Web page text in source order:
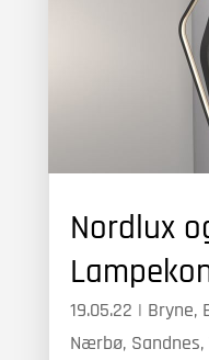
Nordlux
19.05.22 | Bryne,
Nærbø, Sandnes,